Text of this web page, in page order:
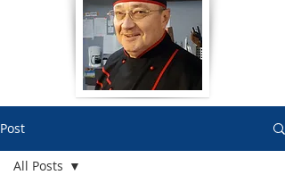
Post
All Posts